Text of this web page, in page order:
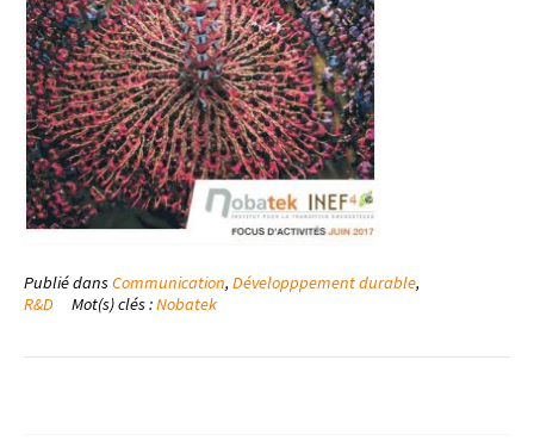
Publié dansCommunication, Développpement durable,
R&D
Mot(s) clés :Nobatek